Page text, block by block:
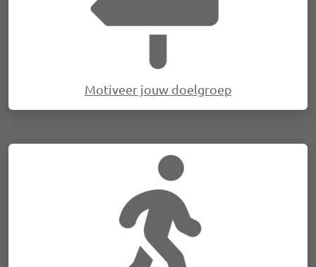
Motiveer jouw doelgroep